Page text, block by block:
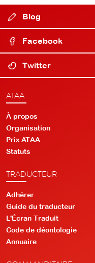
Blog
Facebook
Twitter
ATAA
À propos
Organisation
Prix ATAA
Statuts
TRADUCTEUR
Adhérer
Guide du traducteur
L'Écran Traduit
Code de déontologie
Annuaire